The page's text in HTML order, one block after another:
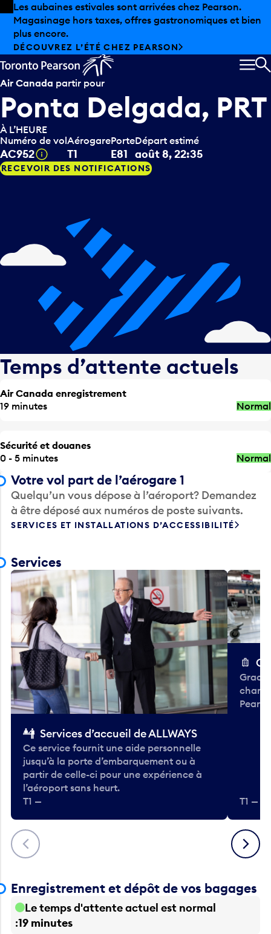
Skip to offers
Passer au contenu principal
Les aubaines estivales sont arrivées chez Pearson.
Magasinage hors taxes, offres gastronomiques et bien
plus encore.
DÉCOUVREZ L’ÉTÉ CHEZ PEARSON
Air Canada partir pour
Ponta Delgada, PRT
À L’HEURE
Numéro de vol
AC952 Infobulle
Aérogare
T1
Porte
E81
Départ estimé
août 8, 22:35
RECEVOIR DES NOTIFICATIONS
Temps d’attente actuels
Air Canada enregistrement
19 minutes
Normal
Sécurité et douanes
0 - 5 minutes
Normal
Votre vol part de l’aérogare 1
Quelqu’un vous dépose à l’aéroport? Demandez
à être déposé aux numéros de poste suivants.
SERVICES ET INSTALLATIONS D’ACCESSIBILITÉ
Services
Précédent
Services d’accueil de ALLWAYS
Ce service fournit une aide personnelle
jusqu’à la porte d’embarquement ou à
partir de celle-ci pour une expérience à
l’aéroport sans heurt.
T1 —
T1 —
Suivant
Enregistrement et dépôt de vos bagages
Le temps d'attente actuel est normal
19 minutes